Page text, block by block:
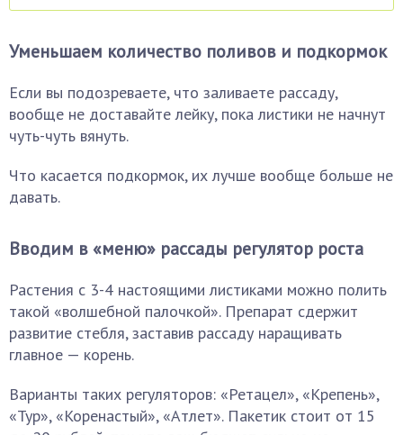
Уменьшаем количество поливов и подкормок
Если вы подозреваете, что заливаете рассаду,
вообще не доставайте лейку, пока листики не начнут
чуть-чуть вянуть.
Что касается подкормок, их лучше вообще больше не
давать.
Вводим в «меню» рассады регулятор роста
Растения с 3-4 настоящими листиками можно полить
такой «волшебной палочкой». Препарат сдержит
развитие стебля, заставив рассаду наращивать
главное — корень.
Варианты таких регуляторов: «Ретацел», «Крепень»,
«Тур», «Коренастый», «Атлет». Пакетик стоит от 15